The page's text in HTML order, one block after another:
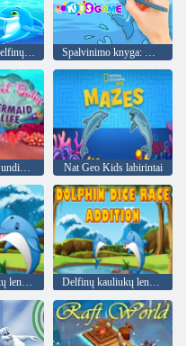
Mano dvynių delfinų kūdikio priežiūra Spalvinimo knyga: mielas delfinas
Saldus kūdikio undinėlės gyvenimas Nat Geo Kids labirintai
Delfinų kauliukų lenktynės Delfinų kauliukų lenktynių papildymas